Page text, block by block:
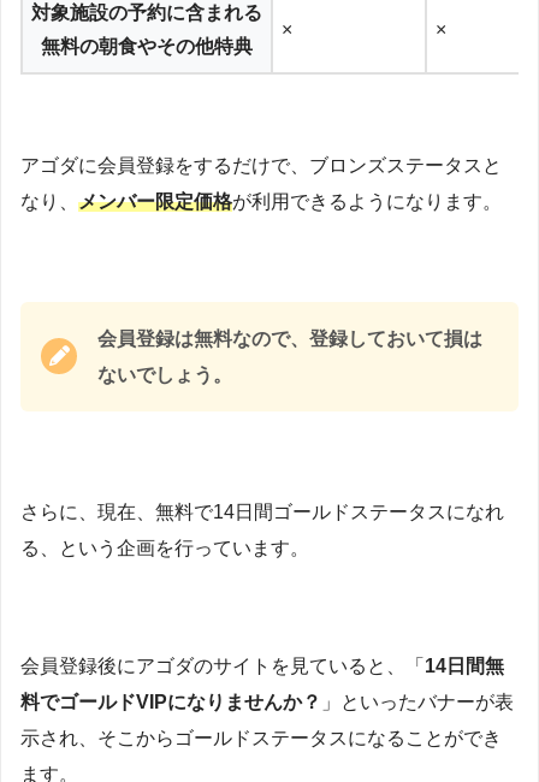
対象施設の予約に含まれる
無料の朝食やその他特典
× ×
アゴダに会員登録をするだけで、ブロンズステータスと
なり、 メンバー限定価格が利用できるようになります。
会員登録は無料なので、登録しておいて損は
ないでしょう。
さらに、現在、無料で14日間ゴールドステータスになれ
る、という企画を行っています。
会員登録後にアゴダのサイトを見ていると、「 14日間無
料でゴールドVIPになりませんか？ 」といったバナーが表
示され、そこからゴールドステータスになることができ
ます。